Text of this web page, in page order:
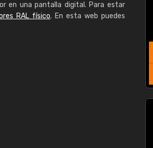
en una pantalla digital. Para estar
RAL físico. En esta web puedes